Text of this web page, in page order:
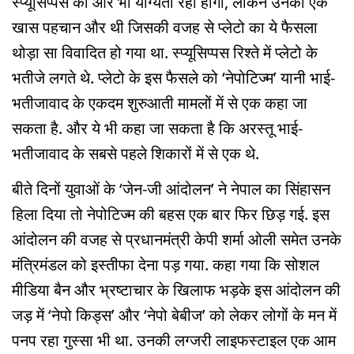
खास पहचान और थी जिसकी वजह से प्लेटो का ये फैसला
थोड़ा सा विवादित हो गया था. स्प्यूसिप्पस रिश्ते में प्लेटो के
भतीजे लगते थे. प्लेटो के इस फैसले को ‘नेपोटिज्म’ यानी भाई-
भतीजावाद के एकदम शुरुआती मामलों में से एक कहा जा
सकता है. और ये भी कहा जा सकता है कि अरस्तू भाई-
भतीजावाद के सबसे पहले शिकारों में से एक थे.
बीते दिनों युवाओं के ‘जेन-जी आंदोलन’ ने नेपाल का सिंहासन
हिला दिया तो नेपोटिज्म की बहस एक बार फिर छिड़ गई. इस
आंदोलन की वजह से प्रधानमंत्री केपी शर्मा ओली समेत उनके
मंत्रिमंडल को इस्तीफा देना पड़ गया. कहा गया कि सोशल
मीडिया बैन और भ्रष्टाचार के खिलाफ भड़के इस आंदोलन की
जड़ में ‘नेपो किड्स’ और ‘नेपो बेबीज’ को लेकर लोगों के मन में
पनप रहा गुस्सा भी था. उनकी लग्जरी लाइफस्टाइल एक आम